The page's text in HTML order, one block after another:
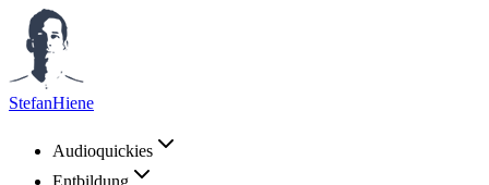
StefanHiene
Audioquickies
Entbildung